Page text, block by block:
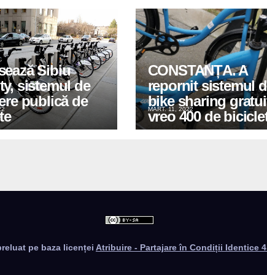
Sibiu
sistemul de
publică de
CONSTANȚA. A
repornit sistemul
bike sharing
vreo 400 de
MART. 11, 2022
pe baza licenței Atribuire - Partajare în Condiții Identice